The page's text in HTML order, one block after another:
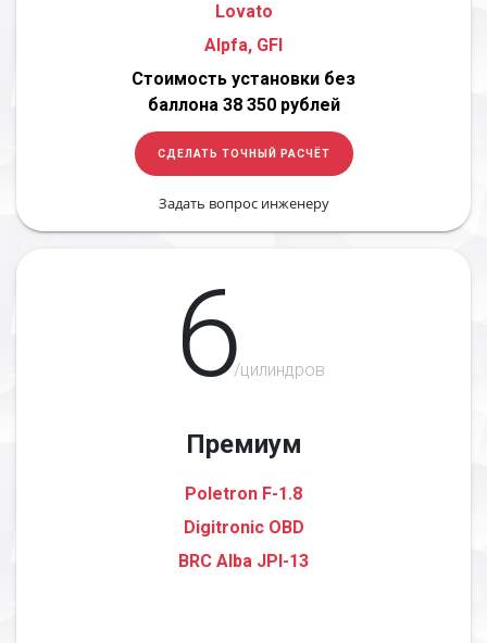
Lovato
Alpfa, GFI
Стоимость установки без
баллона 38 350 рублей
СДЕЛАТЬ ТОЧНЫЙ РАСЧЁТ
Задать вопрос инженеру
6/цилиндров
Премиум
Poletron F-1.8
Digitronic OBD
BRC Alba JPI-13